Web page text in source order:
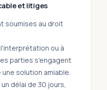
et litiges
soumises au droit
ou à
parties s'engagent
solution amiable.
délai de 30 jours,